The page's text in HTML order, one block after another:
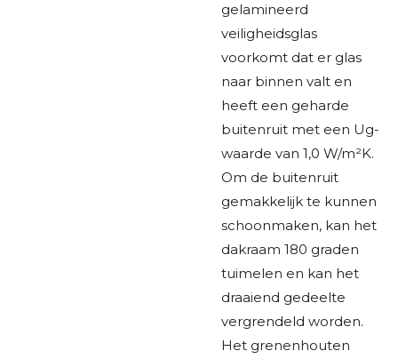
gelamineerd
veiligheidsglas
voorkomt dat er glas
naar binnen valt en
heeft een geharde
buitenruit met een Ug-
waarde van 1,0 W/m²K.
Om de buitenruit
gemakkelijk te kunnen
schoonmaken, kan het
dakraam 180 graden
tuimelen en kan het
draaiend gedeelte
vergrendeld worden.
Het grenenhouten